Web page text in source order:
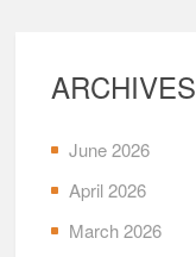
ARCHIVES
June 2026
April 2026
March 2026